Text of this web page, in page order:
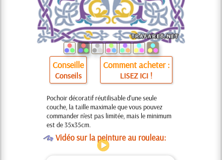
Conseille
Conseils
Comment acheter :
LISEZ ICI !
Pochoir décoratif réutilisable d'une seule
couche, la taille maximale que vous pouvez
commander n'est pas limitée, mais le minimum
est de 35x35cm.
OVidéo sur la peinture au rouleau: